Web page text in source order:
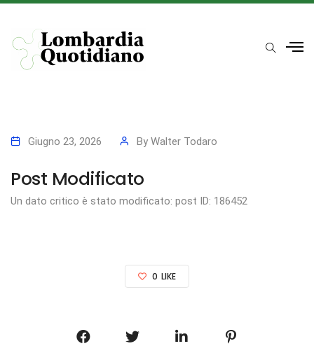
Giugno 23, 2026 By Walter Todaro
Post Modificato
Un dato critico è stato modificato: post ID: 186452
0 LIKE